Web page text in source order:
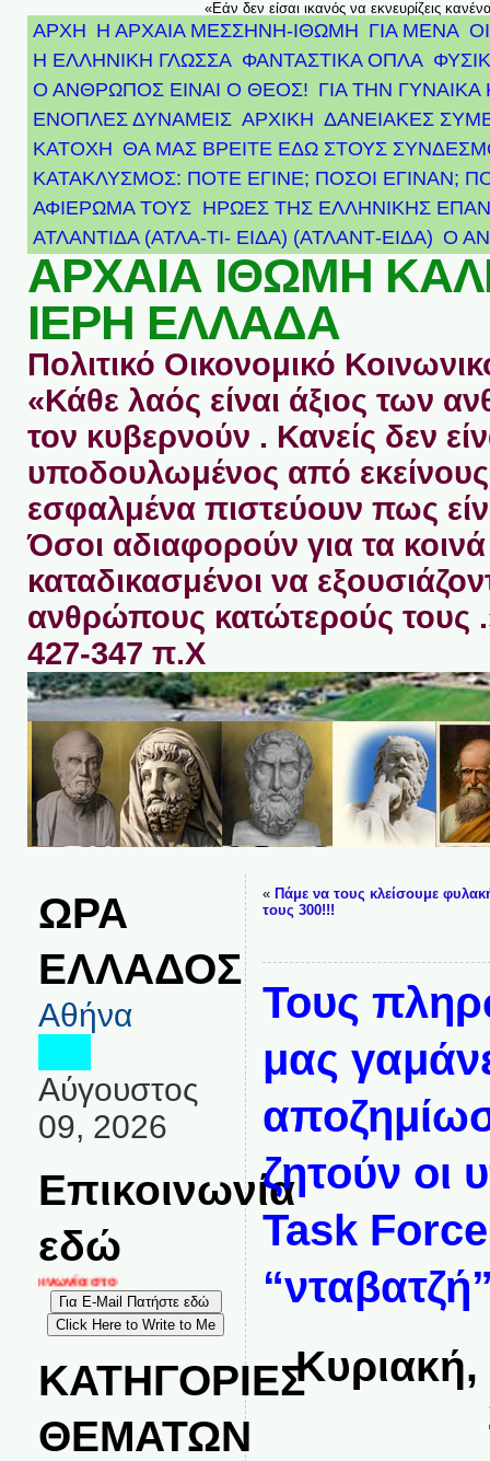
«Εάν δεν είσαι ικανός να εκνευρίζεις
ΑΡΧΗ Η ΑΡΧΑΙΑ ΜΕΣΣΗΝΗ-ΙΘΩΜΗ ΓΙΑ ΜΕΝΑ
Η ΕΛΛΗΝΙΚΗ ΓΛΩΣΣΑ ΦΑΝΤΑΣΤΙΚΑ ΟΠΛΑ
Ο ΑΝΘΡΩΠΟΣ ΕΙΝΑΙ Ο ΘΕΟΣ! ΓΙΑ ΤΗΝ ΓΥΝΑΙΚΑ
ΕΝΟΠΛΕΣ ΔΥΝΑΜΕΙΣ ΑΡΧΙΚΉ ΔΑΝΕΙΑΚΕΣ
ΚΑΤΟΧΗ ΘΑ ΜΑΣ ΒΡΕΙΤΕ ΕΔΩ ΣΤΟΥΣ
ΚΑΤΑΚΛΥΣΜΟΣ: ΠΟΤΕ ΕΓΙΝΕ; ΠΟΣΟΙ ΕΓΙΝΑΝ;
ΑΦΙΈΡΩΜΑ ΤΟΥΣ ΉΡΩΕΣ ΤΗΣ ΕΛΛΗΝΙΚΉΣ
ΑΤΛΑΝΤΊΔΑ (ΑΤΛΑ-ΤΙ- ΕΙΔΑ) (ΑΤΛΑΝΤ-ΕΙΔΑ) Ο
ΑΡΧΑΙΑ ΙΘΩΜΗ
ΙΕΡΗ ΕΛΛΑΔΑ
Πολιτικό Οικονομικό
«Κάθε λαός είναι άξιος των
τον κυβερνούν . Κανείς δεν
υποδουλωμένος από
εσφαλμένα πιστεύουν πως
Όσοι αδιαφορούν για τα κοινά
καταδικασμένοι να
ανθρώπους κατώτερούς τους
427-347 π.Χ
ΩΡΑ
ΕΛΛΑΔΟΣ
Αθήνα
Αύγουστος
09, 2026
Επικοινωνία
εδώ
στο
ΚΑΤΗΓΟΡΙΕΣ
ΘΕΜΑΤΩΝ
« Πάμε να τους κλείσουμε
τους 300!!!
Toυς
μας
ζητούν οι
Task